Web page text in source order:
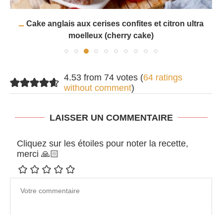
Cake anglais aux cerises confites et citron ultra
moelleux (cherry cake)
4.53 from 74 votes (64 ratings
without comment)
LAISSER UN COMMENTAIRE
Cliquez sur les étoiles pour noter la recette,
merci 🙏🏻